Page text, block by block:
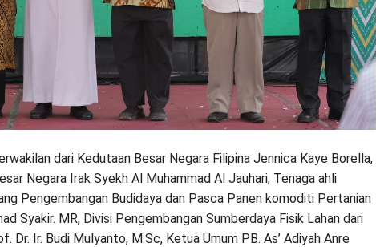
dari Kedutaan Besar Negara Filipina Jennica Kaye Borella,
Negara Irak Syekh Al Muhammad Al Jauhari, Tenaga ahli
Pengembangan Budidaya dan Pasca Panen komoditi Pertanian
Syakir. MR, Divisi Pengembangan Sumberdaya Fisik Lahan dari
Dr. Ir. Budi Mulyanto, M.Sc, Ketua Umum PB. As’ Adiyah Anre